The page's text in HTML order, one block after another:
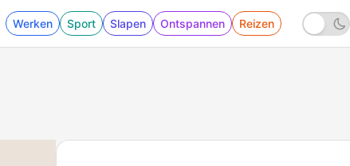
Werken Sport Slapen Ontspannen Reizen